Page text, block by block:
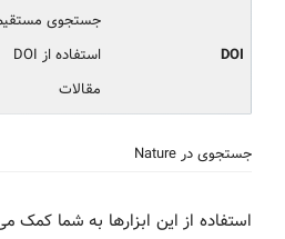
DOI
جستجوی
استفاده از DOI
مقالات
جستجوی در Nature
استفاده از این ابزارها به شما کمک